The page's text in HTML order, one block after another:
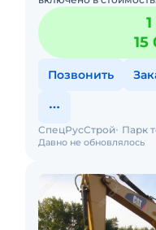
Сейчас свободна.
15
Позвонить
Давно не обновлялось
СпецРусСтрой Парк